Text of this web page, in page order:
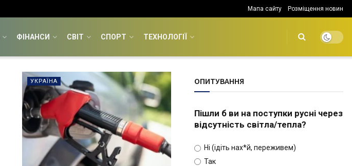
Мапа сайту Розміщення новин
ФІНАНСИ СВІТ СПОРТ ТЕХНОЛОГІЇ
УКРАЇНА ОПИТУВАННЯ
Пішли б ви на поступки русні через
відсутність світла/тепла?
Ні (ідіть нах*й, переживем)
Так